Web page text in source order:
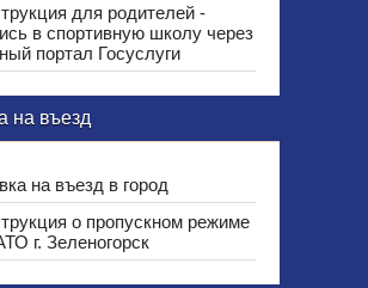
для родителей -
в спортивную школу через
портал Госуслуги
на въезд
на въезд в город
о пропускном режиме
г. Зеленогорск